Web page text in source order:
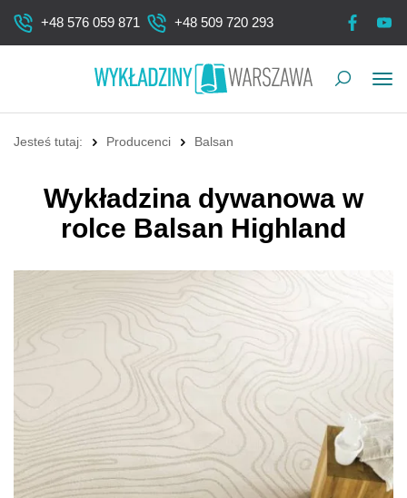
+48 576 059 871 +48 509 720 293
Jesteś tutaj: Producenci Balsan
Wykładzina dywanowa w
rolce Balsan Highland